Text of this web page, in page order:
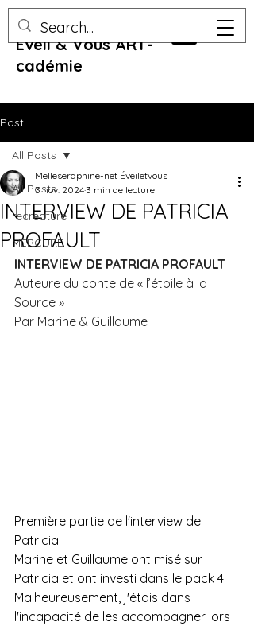
Eveil & Vous ART-
cadémie
Post
All Posts
recreature
MERCURE
All Posts
INTERVIEW DE PATRICIA
PROFAULT
Melleseraphine-net Éveiletvous
3 nov. 2024 3 min de lecture
INTERVIEW DE PATRICIA PROFAULT
Auteure du conte de « l’étoile à la
Source »
Par Marine & Guillaume
Première partie de l'interview de
Patricia
Marine et Guillaume ont misé sur
Patricia et ont investi dans le pack 4
Malheureusement, j'étais dans
l'incapacité de les accompagner lors